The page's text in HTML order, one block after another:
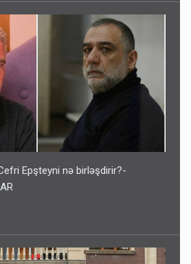
Epşteyni nə birləşdirir?-